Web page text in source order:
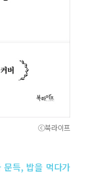
ⓒ북라이프
문득, 밥을 먹다가